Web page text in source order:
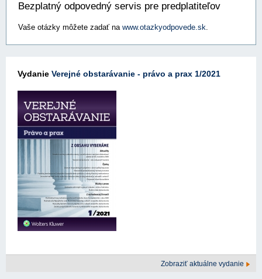
Bezplatný odpovedný servis pre predplatiteľov
Vaše otázky môžete zadať na www.otazkyodpovede.sk.
Vydanie Verejné obstarávanie - právo a prax 1/2021
Zobraziť aktuálne vydanie